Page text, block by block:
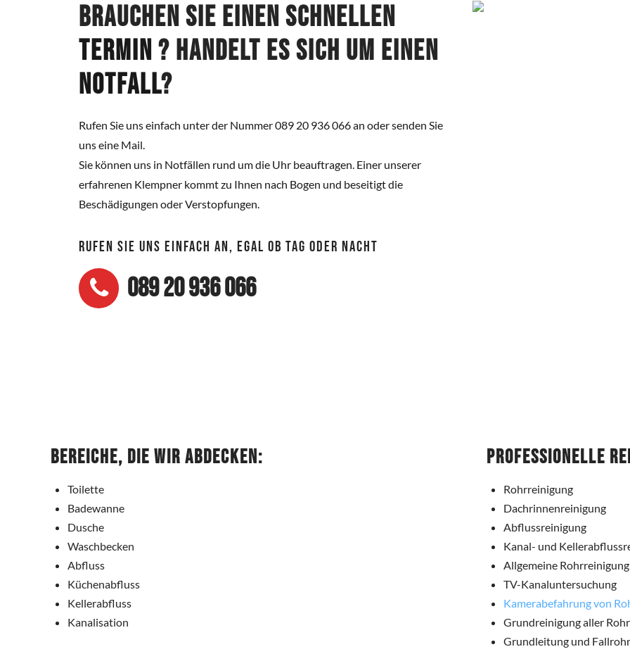
Brauchen Sie einen schnellen
Termin ? Handelt es sich um einen
Notfall?
Rufen Sie uns einfach unter der Nummer 089 20 936 066 an oder senden Sie
uns eine Mail.
Sie können uns in Notfällen rund um die Uhr beauftragen. Einer unserer
erfahrenen Klempner kommt zu Ihnen nach Bogen und beseitigt die
Beschädigungen oder Verstopfungen.
RUFEN SIE UNS EINFACH AN, EGAL OB TAG ODER NACHT
089 20 936 066
Bereiche, die wir abdecken:
Toilette
Badewanne
Dusche
Waschbecken
Abfluss
Küchenabfluss
Kellerabfluss
Kanalisation
Professionelle
Rohrreinigung
Dachrinnenreinigung
Abflussreinigung
Kanal- und
Allgemeine Rohrreinigung
TV-Kanaluntersuchung
Kamerabefahrung von
Grundreinigung aller
Grundleitung und